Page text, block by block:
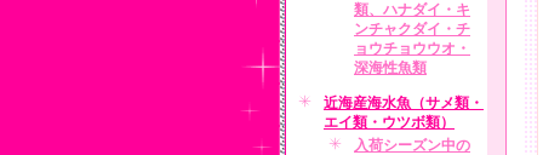
類、ハナダイ・キ
ンチャクダイ・チ
ョウチョウウオ・
深海性魚類
近海産海水魚（サメ類・
エイ類・ウツボ類）
入荷シーズン中の